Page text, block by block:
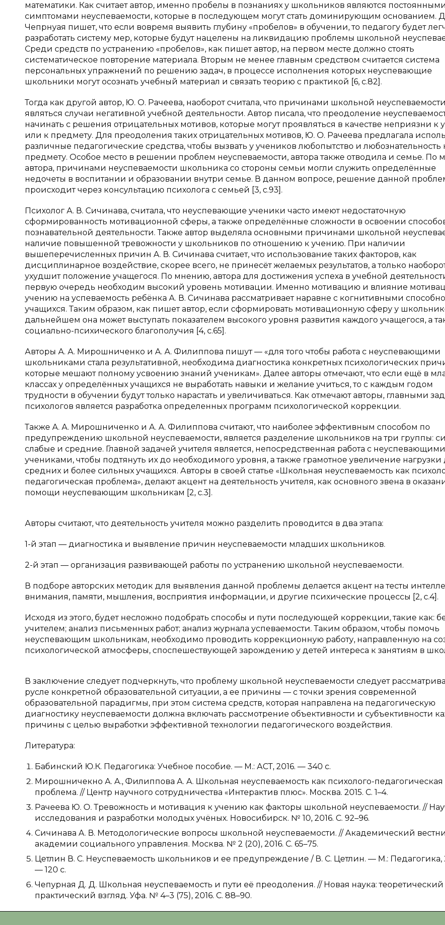
математики. Как считает автор, именно пробелы в познаниях у школьников являются постоянными
симптомами неуспеваемости, которые в последующем могут стать доминирующим основанием.
Чепрнуая пишет, что если вовремя выявить глубину «пробелов» в обучении, то педагогу будет
разработать систему мер, которые будут нацелены на ликвидацию проблемы школьной
Среди средств по устранению «пробелов», как пишет автор, на первом месте должно стоять
систематическое повторение материала. Вторым не менее главным средством считается система
персональных упражнений по решению задач, в процессе исполнения которых неуспевающие
школьники могут осознать учебный материал и связать теорию с практикой [6, c.82].
Тогда как другой автор, Ю. О. Рачеева, наоборот считала, что причинами школьной
являться случаи негативной учебной деятельности. Автор писала, что преодоление
начинать с решения отрицательных мотивов, которые могут проявляться в качестве неприязни к
или к предмету. Для преодоления таких отрицательных мотивов, Ю. О. Рачеева предлагала
различные педагогические средства, чтобы вызвать у учеников любопытство и любознательность
предмету. Особое место в решении проблем неуспеваемости, автора также отводила и семье. По
автора, причинами неуспеваемости школьника со стороны семьи могли служить определённые
недочеты в воспитании и образовании внутри семье. В данном вопросе, решение данной
происходит через консультацию психолога с семьей [3, c.93].
Психолог А. В. Сичинава, считала, что неуспевающие ученики часто имеют недостаточную
сформированность мотивационной сферы, а также определённые сложности в освоении
познавательной деятельности. Также автор выделяла основными причинами школьной
наличие повышенной тревожности у школьников по отношению к учению. При наличии
вышеперечисленных причин А. В. Сичинава считает, что использование таких факторов, как
дисциплинарное воздействие, скорее всего, не принесёт желаемых результатов, а только
ухудшит положение учащегося. По мнению, автора для достижения успеха в учебной
первую очередь необходим высокий уровень мотивации. Именно мотивацию и влияние
учению на успеваемость ребёнка А. В. Сичинава рассматривает наравне с когнитивными
учащихся. Таким образом, как пишет автор, если сформировать мотивационную сферу у
дальнейшем она может выступать показателем высокого уровня развития каждого учащегося, а
социально-психического благополучия [4, c.65].
Авторы А. А. Мирошниченко и А. А. Филиппова пишут — «для того чтобы работа с неуспевающими
школьниками стала результативной, необходима диагностика конкретных психологических
которые мешают полному усвоению знаний ученикам». Далее авторы отмечают, что если ещё в
классах у определённых учащихся не выработать навыки и желание учиться, то с каждым годом
трудности в обучении будут только нарастать и увеличиваться. Как отмечают авторы, главными
психологов является разработка определенных программ психологической коррекции.
Также А. А. Мирошниченко и А. А. Филиппова считают, что наиболее эффективным способом по
предупреждению школьной неуспеваемости, является разделение школьников на три группы:
слабые и средние. Главной задачей учителя является, непосредственная работа с неуспевающими
учениками, чтобы подтянуть их до необходимого уровня, а также грамотное увеличение нагрузки
средних и более сильных учащихся. Авторы в своей статье «Школьная неуспеваемость как
педагогическая проблема», делают акцент на деятельность учителя, как основного звена в
помощи неуспевающим школьникам [2, c.3].
Авторы считают, что деятельность учителя можно разделить проводится в два этапа:
1-й этап — диагностика и выявление причин неуспеваемости младших школьников.
2-й этап — организация развивающей работы по устранению школьной неуспеваемости.
В подборе авторских методик для выявления данной проблемы делается акцент на тесты
внимания, памяти, мышления, восприятия информации, и другие психические процессы [2, c.4].
Исходя из этого, будет несложно подобрать способы и пути последующей коррекции, такие как:
учителем; анализ письменных работ; анализ журнала успеваемости. Таким образом, чтобы помочь
неуспевающим школьникам, необходимо проводить коррекционную работу, направленную на
психологической атмосферы, споспешествующей зарождению у детей интереса к занятиям в
В заключение следует подчеркнуть, что проблему школьной неуспеваемости следует
русле конкретной образовательной ситуации, а ее причины — с точки зрения современной
образовательной парадигмы, при этом система средств, которая направлена на педагогическую
диагностику неуспеваемости должна включать рассмотрение объективности и субъективности
причины с целью выработки эффективной технологии педагогического воздействия.
Литература:
Бабинский Ю.К. Педагогика: Учебное пособие. — М.: АСТ, 2016. — 340 с.
Мирошничекно А. А., Филиппова А. А. Школьная неуспеваемость как психолого-педагогическая
проблема. // Центр научного сотрудничества «Интерактив плюс». Москва. 2015. С. 1–4.
Рачеева Ю. О. Тревожность и мотивация к учению как факторы школьной неуспеваемости. //
исследования и разработки молодых учёных. Новосибирск. № 10, 2016. С. 92–96.
Сичинава А. В. Методологические вопросы школьной неуспеваемости. // Академический
академии социального управления. Москва. № 2 (20), 2016. С. 65–75.
Цетлин В. С. Неуспеваемость школьников и ее предупреждение / В. С. Цетлин. — М.: Педагогика,
— 120 с.
Чепурная Д. Д. Школьная неуспеваемость и пути её преодоления. // Новая наука: теоретический
практический взгляд. Уфа. № 4–3 (75), 2016. С. 88–90.